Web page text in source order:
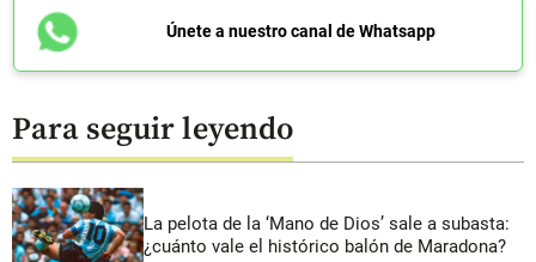
Únete a nuestro canal de Whatsapp
Para seguir leyendo
La pelota de la ‘Mano de Dios’ sale a subasta:
¿cuánto vale el histórico balón de Maradona?